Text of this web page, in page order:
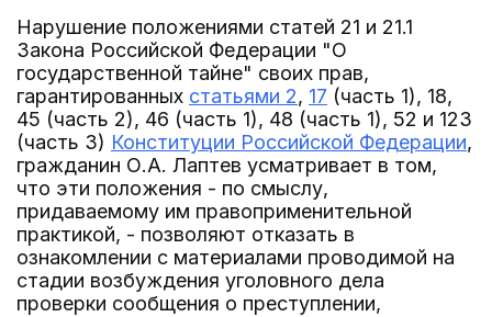
Нарушение положениями статей 21 и 21.1
Закона Российской Федерации "О
государственной тайне" своих прав,
гарантированных статьями 2, 17 (часть 1), 18,
45 (часть 2), 46 (часть 1), 48 (часть 1), 52 и 123
(часть 3) Конституции Российской Федерации,
гражданин О.А. Лаптев усматривает в том,
что эти положения - по смыслу,
придаваемому им правоприменительной
практикой, - позволяют отказать в
ознакомлении с материалами проводимой на
стадии возбуждения уголовного дела
проверки сообщения о преступлении,